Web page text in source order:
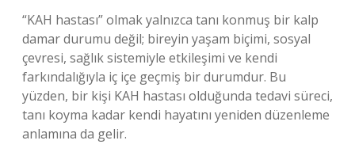
“KAH hastası” olmak yalnızca tanı konmuş bir kalp
damar durumu değil; bireyin yaşam biçimi, sosyal
çevresi, sağlık sistemiyle etkileşimi ve kendi
farkındalığıyla iç içe geçmiş bir durumdur. Bu
yüzden, bir kişi KAH hastası olduğunda tedavi süreci,
tanı koyma kadar kendi hayatını yeniden düzenleme
anlamına da gelir.